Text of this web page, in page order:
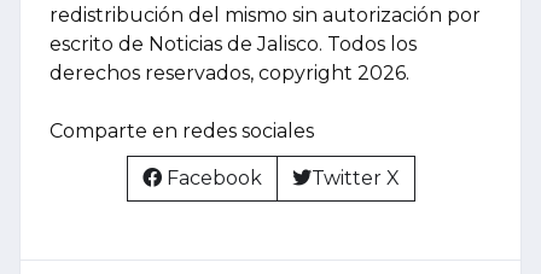
redistribución del mismo sin autorización por
escrito de Noticias de Jalisco. Todos los
derechos reservados, copyright 2026.
Comparte en redes sociales
Facebook Twitter X